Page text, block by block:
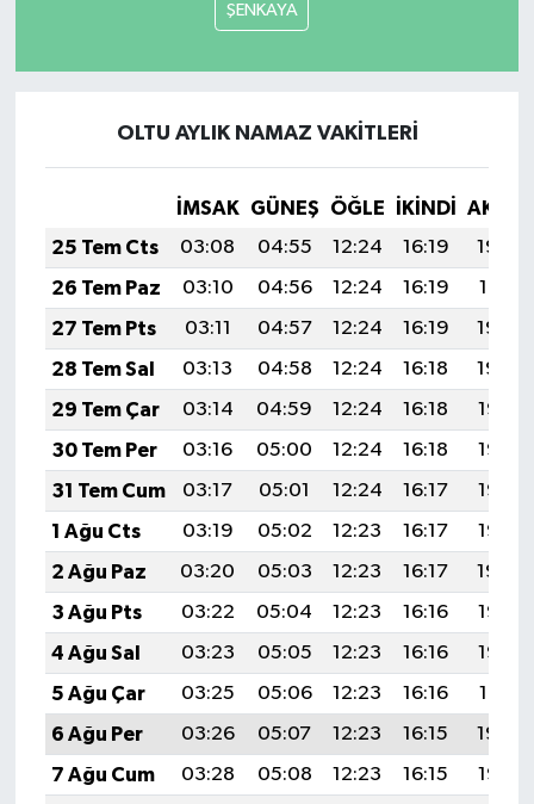
ŞENKAYA
OLTU AYLIK NAMAZ VAKITLERI
İMSAK GÜNEŞ ÖĞLE İKINDI
25 Tem Cts
03:08 04:55 12:24 16:19
19:42
26 Tem Paz
03:10 04:56 12:24 16:19
19:41
27 Tem Pts
03:11 04:57 12:24 16:19
19:40
28 Tem Sal
03:13 04:58 12:24 16:18
19:39
29 Tem Çar
03:14 04:59 12:24 16:18
19:38
30 Tem Per
03:16 05:00 12:24 16:18
19:37
31 Tem Cum
03:17 05:01 12:24 16:17
19:36
1 Ağu Cts
03:19 05:02 12:23 16:17
19:35
2 Ağu Paz
03:20 05:03 12:23 16:17
19:34
3 Ağu Pts
03:22 05:04 12:23 16:16
19:33
4 Ağu Sal
03:23 05:05 12:23 16:16
19:32
5 Ağu Çar
03:25 05:06 12:23 16:16
19:31
6 Ağu Per
03:26 05:07 12:23 16:15
19:29
7 Ağu Cum
03:28 05:08 12:23 16:15
19:28